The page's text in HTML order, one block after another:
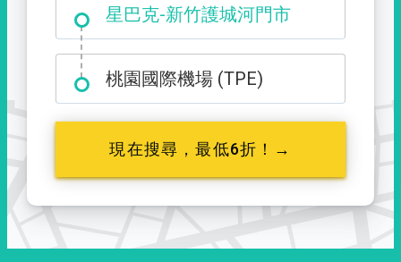
大霸尖山登山口
桃園國際機場 (TPE)
現在搜尋，最低6折！→